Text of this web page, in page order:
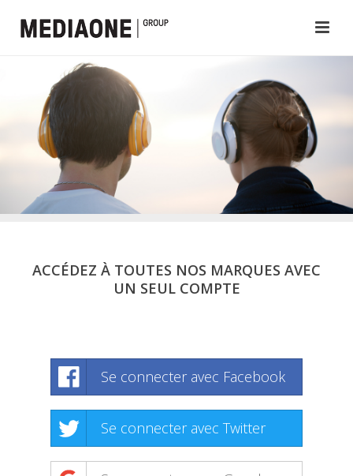
ACCÉDEZ À TOUTES NOS MARQUES AVEC
UN SEUL COMPTE
Se connecter avec Facebook
Se connecter avec Twitter